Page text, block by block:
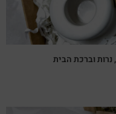
וברכת הבית